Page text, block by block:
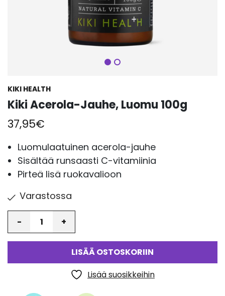
KIKI HEALTH
Kiki Acerola-Jauhe, Luomu 100g
37,95€
Luomulaatuinen acerola-jauhe
Sisältää runsaasti C-vitamiinia
Pirteä lisä ruokavalioon
Varastossa
LISÄÄ OSTOSKORIIN
Lisää suosikkeihin